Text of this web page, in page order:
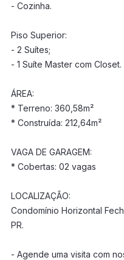
- Cozinha.
Piso Superior:
- 2 Suítes;
- 1 Suíte Master com Closet.
ÁREA:
* Terreno: 360,58m²
* Construída: 212,64m²
VAGA DE GARAGEM:
* Cobertas: 02 vagas
LOCALIZAÇÃO:
Condomínio Horizontal
PR.
- Agende uma visita com